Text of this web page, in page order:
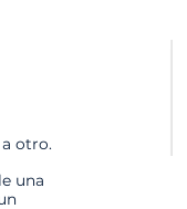
otro.
una